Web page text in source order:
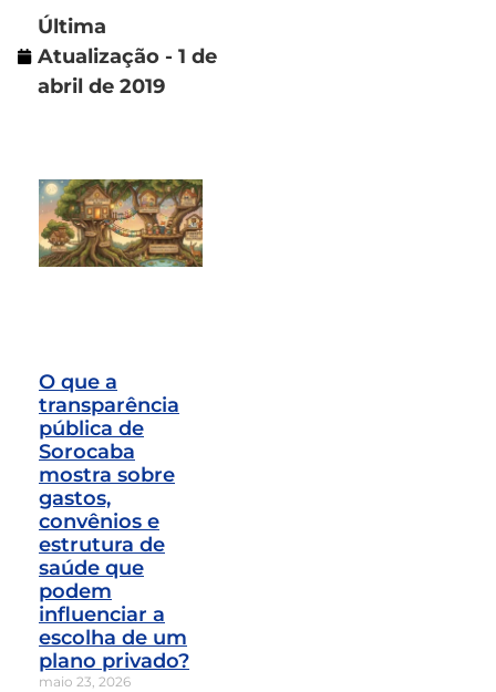
Última
Atualização - 1 de
abril de 2019
O que a
transparência
pública de
Sorocaba
mostra sobre
gastos,
convênios e
estrutura de
saúde que
podem
influenciar a
escolha de um
plano privado?
maio 23, 2026